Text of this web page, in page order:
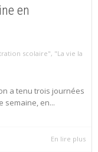
en
scolaire", "La vie la
a tenu trois journées
semaine, en...
En lire plus